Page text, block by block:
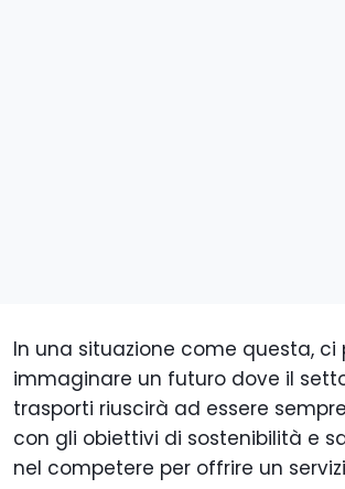
In una situazione come questa,
immaginare un futuro dove il
trasporti riuscirà ad essere
con gli obiettivi di sostenibilità e
nel competere per offrire un